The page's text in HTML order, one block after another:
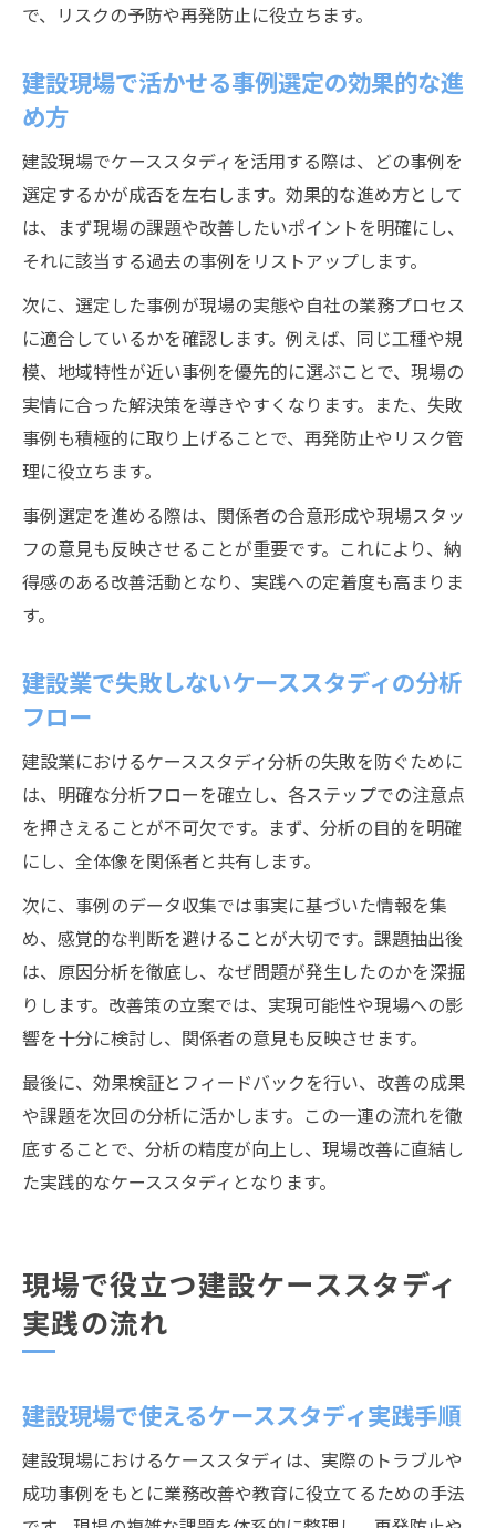
で、リスクの予防や再発防止に役立ちます。
建設現場で活かせる事例選定の効果的な進
め方
建設現場でケーススタディを活用する際は、どの事例を
選定するかが成否を左右します。効果的な進め方として
は、まず現場の課題や改善したいポイントを明確にし、
それに該当する過去の事例をリストアップします。
次に、選定した事例が現場の実態や自社の業務プロセス
に適合しているかを確認します。例えば、同じ工種や規
模、地域特性が近い事例を優先的に選ぶことで、現場の
実情に合った解決策を導きやすくなります。また、失敗
事例も積極的に取り上げることで、再発防止やリスク管
理に役立ちます。
事例選定を進める際は、関係者の合意形成や現場スタッ
フの意見も反映させることが重要です。これにより、納
得感のある改善活動となり、実践への定着度も高まりま
す。
建設業で失敗しないケーススタディの分析
フロー
建設業におけるケーススタディ分析の失敗を防ぐために
は、明確な分析フローを確立し、各ステップでの注意点
を押さえることが不可欠です。まず、分析の目的を明確
にし、全体像を関係者と共有します。
次に、事例のデータ収集では事実に基づいた情報を集
め、感覚的な判断を避けることが大切です。課題抽出後
は、原因分析を徹底し、なぜ問題が発生したのかを深掘
りします。改善策の立案では、実現可能性や現場への影
響を十分に検討し、関係者の意見も反映させます。
最後に、効果検証とフィードバックを行い、改善の成果
や課題を次回の分析に活かします。この一連の流れを徹
底することで、分析の精度が向上し、現場改善に直結し
た実践的なケーススタディとなります。
現場で役立つ建設ケーススタディ
実践の流れ
建設現場で使えるケーススタディ実践手順
建設現場におけるケーススタディは、実際のトラブルや
成功事例をもとに業務改善や教育に役立てるための手法